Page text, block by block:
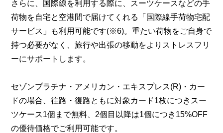
さらに、国際線を利用する際に、スーツケースなどの手
荷物を自宅と空港間で届けてくれる「国際線手荷物宅配
サービス」も利用可能です(※6)。重たい荷物をご自身で
持つ必要がなく、旅行や出張の移動をよりストレスフリ
ーにサポートします。
セゾンプラチナ・アメリカン・エキスプレス(R)・カー
ドの場合、往路・復路ともに対象カード1枚につきスー
ツケース1個まで無料、2個目以降は1個につき15%OFF
の優待価格でご利用可能です。